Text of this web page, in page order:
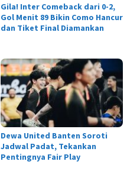
Gila! Inter Comeback dari 0-2,
Gol Menit 89 Bikin Como Hancur
dan Tiket Final Diamankan
Dewa United Banten Soroti
Jadwal Padat, Tekankan
Pentingnya Fair Play